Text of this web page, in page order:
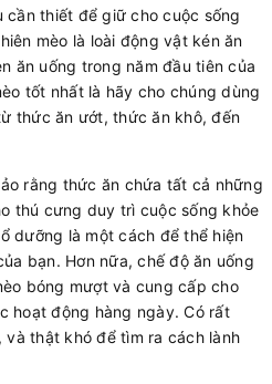
cần thiết để giữ cho cuộc sống
mèo là loài động vật kén ăn
ăn uống trong năm đầu tiên của
tốt nhất là hãy cho chúng dùng
thức ăn ướt, thức ăn khô, đến
rằng thức ăn chứa tất cả những
thú cưng duy trì cuộc sống khỏe
dưỡng là một cách để thể hiện
bạn. Hơn nữa, chế độ ăn uống
bóng mượt và cung cấp cho
hoạt động hàng ngày. Có rất
thật khó để tìm ra cách lành